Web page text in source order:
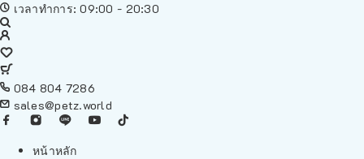
เวลาทำการ: 09:00 - 20:30
084 804 7286
sales@petz.world
หน้าหลัก